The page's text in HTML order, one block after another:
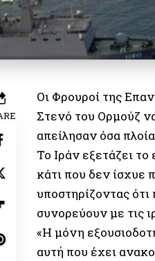
Oι Φρουροί της
Στενό του Ορμούζ
απείλησαν όσα
Το Ιράν εξετάζει
κάτι που δεν ίσχυε
υποστηρίζοντας ότι
συνορεύουν με τις
«Η μόνη
αυτή που έχει